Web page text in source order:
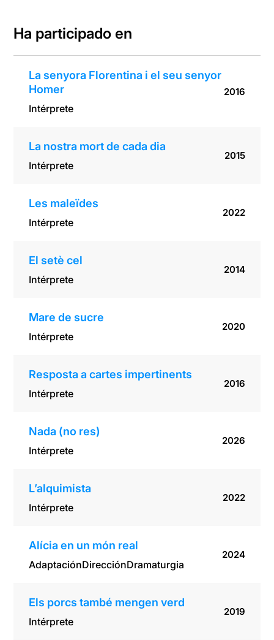
Ha participado en
La senyora Florentina i el seu senyor
Homer
Intérprete
2016
La nostra mort de cada dia
Intérprete
2015
Les maleïdes
Intérprete
2022
El setè cel
Intérprete
2014
Mare de sucre
Intérprete
2020
Resposta a cartes impertinents
Intérprete
2016
Nada (no res)
Intérprete
2026
L’alquimista
Intérprete
2022
Alícia en un món real
AdaptaciónDirecciónDramaturgia
2024
Els porcs també mengen verd
Intérprete
2019